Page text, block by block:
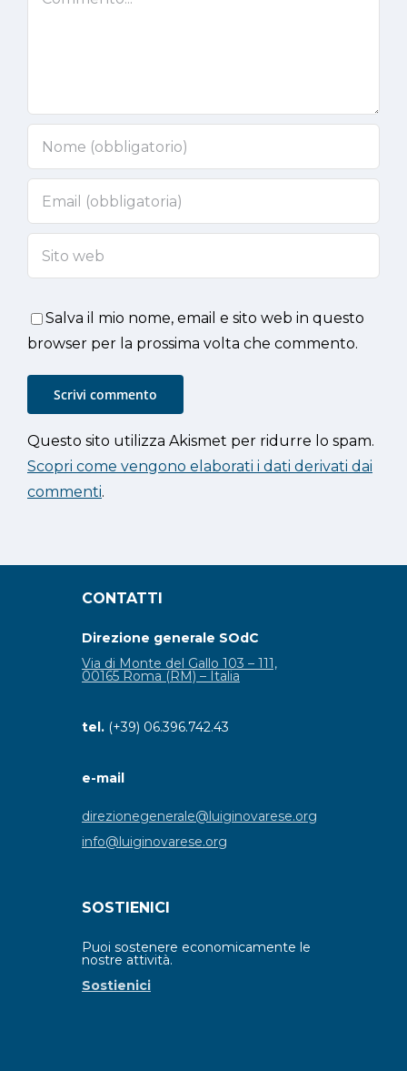
Salva il mio nome, email e sito web in questo
browser per la prossima volta che commento.
Questo sito utilizza Akismet per ridurre lo spam.
Scopri come vengono elaborati i dati derivati dai
commenti.
CONTATTI
Direzione generale SOdC
Via di Monte del Gallo 103 – 111,
00165 Roma (RM) – Italia
tel. (+39) 06.396.742.43
e-mail
direzionegenerale@luiginovarese.org
info@luiginovarese.org
SOSTIENICI
Puoi sostenere economicamente le
nostre attività.
Sostienici